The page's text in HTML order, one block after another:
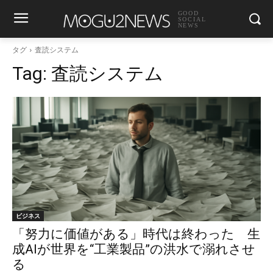
GOOD
SOCIAL
NEWS
タグ 査読システム
Tag: 査読システム
ビジネス
「努力に価値がある」時代は終わった 生
成AIが世界を“工業製品”の洪水で溺れさせ
る